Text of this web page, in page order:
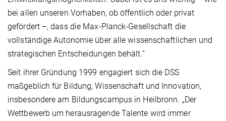
bei allen unseren Vorhaben, ob öffentlich oder privat
gefördert –, dass die Max-Planck-Gesellschaft die
vollständige Autonomie über alle wissenschaftlichen und
strategischen Entscheidungen behält.“
Seit ihrer Gründung 1999 engagiert sich die DSS
maßgeblich für Bildung, Wissenschaft und Innovation,
insbesondere am Bildungscampus in Heilbronn. „Der
Wettbewerb um herausragende Talente wird immer